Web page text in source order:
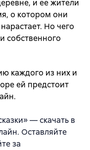
и ее жители
о котором они
Но чего
собственного
каждого из них и
ей предстоит
— скачать в
Оставляйте
за